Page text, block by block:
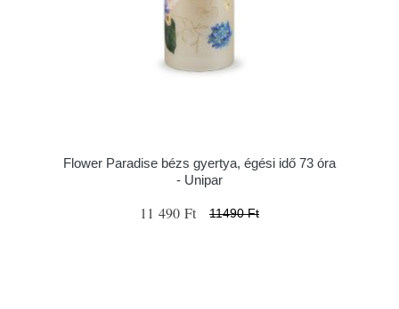
Flower Paradise bézs gyertya, égési idő 73 óra
- Unipar
11 490 Ft 11490 Ft